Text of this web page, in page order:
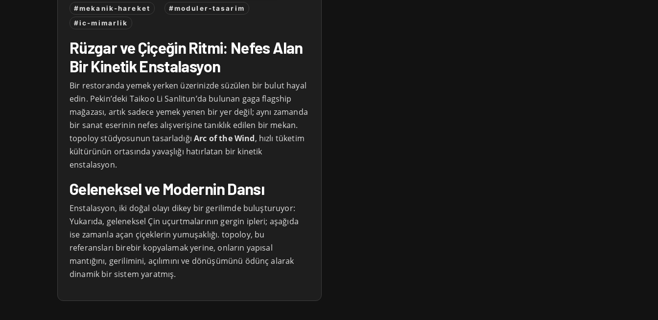
#mekanik-hareket
#moduler-tasarim
#ic-mimarlik
Rüzgar ve Çiçeğin Ritmi: Nefes Alan
Bir Kinetik Enstalasyon
Bir restoranda yemek yerken üzerinizde süzülen bir bulut hayal
edin. Pekin’deki Taikoo Li Sanlitun’da bulunan gaga flagship
mağazası, artık sadece yemek yenen bir yer değil; aynı zamanda
bir sanat eserinin nefes alışverişine tanıklık edilen bir mekan.
topoloy stüdyosunun tasarladığıArc of the Wind, hızlı tüketim
kültürünün ortasında yavaşlığı hatırlatan bir kinetik
enstalasyon.
Geleneksel ve Modernin Dansı
Enstalasyon, iki doğal olayı dikey bir gerilimde buluşturuyor:
Yukarıda, geleneksel Çin uçurtmalarının gergin ipleri; aşağıda
ise zamanla açan çiçeklerin yumuşaklığı. topoloy, bu
referansları birebir kopyalamak yerine, onların yapısal
mantığını, gerilimini, açılımını ve dönüşümünü ödünç alarak
dinamik bir sistem yaratmış.